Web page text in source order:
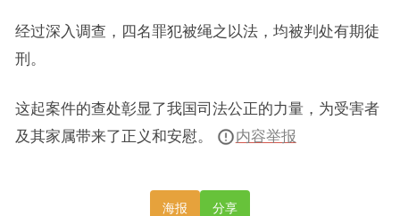
经过深入调查，四名罪犯被绳之以法，均被判处有期徒
刑。
这起案件的查处彰显了我国司法公正的力量，为受害者
及其家属带来了正义和安慰。
内容举报
海报 分享